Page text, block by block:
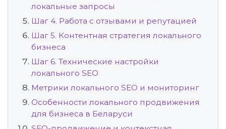
локальные запросы
Шаг 4. Работа с отзывами и репутацией
Шаг 5. Контентная стратегия локального
бизнеса
Шаг 6. Технические настройки
локального SEO
Метрики локального SEO и мониторинг
Особенности локального продвижения
для бизнеса в Беларуси